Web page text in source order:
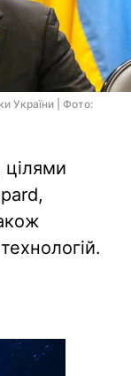
України | Фото:
цілями